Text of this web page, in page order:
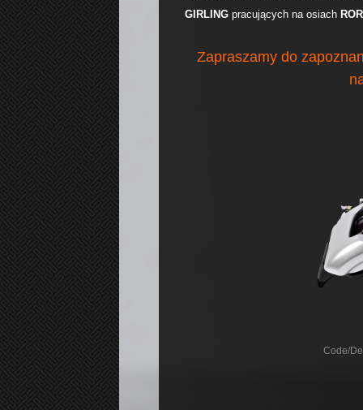
GIRLING pracujących na osiach
Zapraszamy do
Code/